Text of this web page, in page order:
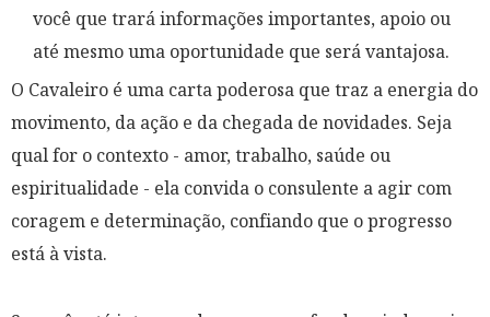
você que trará informações importantes, apoio ou
até mesmo uma oportunidade que será vantajosa.
O Cavaleiro é uma carta poderosa que traz a energia do
movimento, da ação e da chegada de novidades. Seja
qual for o contexto - amor, trabalho, saúde ou
espiritualidade - ela convida o consulente a agir com
coragem e determinação, confiando que o progresso
está à vista.